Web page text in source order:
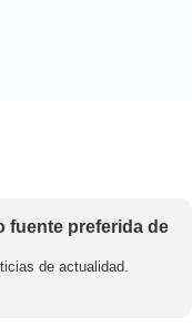
fuente preferida de
de actualidad.